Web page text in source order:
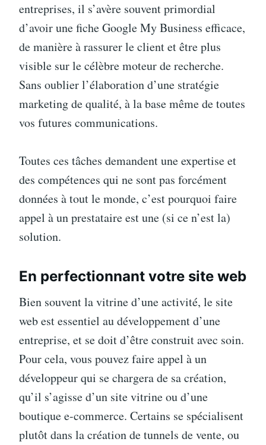
entreprises, il s’avère souvent primordial
d’avoir une fiche Google My Business efficace,
de manière à rassurer le client et être plus
visible sur le célèbre moteur de recherche.
Sans oublier l’élaboration d’une stratégie
marketing de qualité, à la base même de toutes
vos futures communications.
Toutes ces tâches demandent une expertise et
des compétences qui ne sont pas forcément
données à tout le monde, c’est pourquoi faire
appel à un prestataire est une (si ce n’est la)
solution.
En perfectionnant votre site web
Bien souvent la vitrine d’une activité, le site
web est essentiel au développement d’une
entreprise, et se doit d’être construit avec soin.
Pour cela, vous pouvez faire appel à un
développeur qui se chargera de sa création,
qu’il s’agisse d’un site vitrine ou d’une
boutique e-commerce. Certains se spécialisent
plutôt dans la création de tunnels de vente, ou